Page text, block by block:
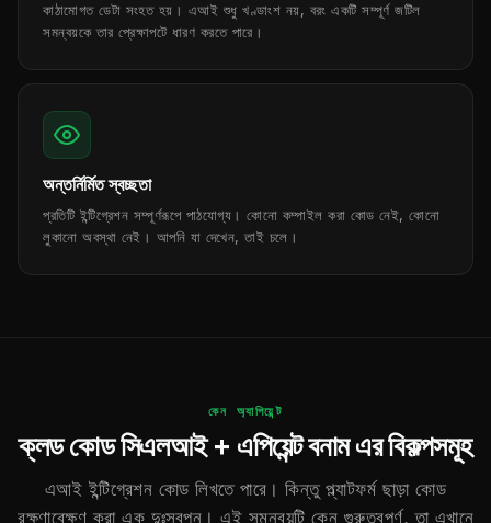
কাঠামোগত ডেটা সংহত হয়। এআই শুধু খণ্ডাংশ নয়, বরং একটি সম্পূর্ণ জটিল
সমন্বয়কে তার প্রেক্ষাপটে ধারণ করতে পারে।
অন্তর্নির্মিত স্বচ্ছতা
প্রতিটি ইন্টিগ্রেশন সম্পূর্ণরূপে পাঠযোগ্য। কোনো কম্পাইল করা কোড নেই, কোনো
লুকানো অবস্থা নেই। আপনি যা দেখেন, তাই চলে।
কেন অ্যাপিয়েন্ট
ক্লড কোড সিএলআই + এপিয়েন্ট বনাম এর বিকল্পসমূহ
এআই ইন্টিগ্রেশন কোড লিখতে পারে। কিন্তু প্ল্যাটফর্ম ছাড়া কোড
রক্ষণাবেক্ষণ করা এক দুঃস্বপ্ন। এই সমন্বয়টি কেন গুরুত্বপূর্ণ, তা এখানে